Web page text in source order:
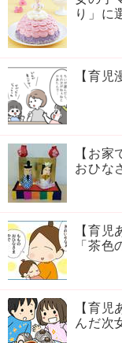
り」に
【育
【お
おひな
【育
「茶色
【育
んだ次